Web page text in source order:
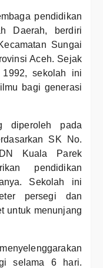
pendidikan
Daerah, berdiri
Sungai
Aceh. Sejak
sekolah ini
bagi generasi
diperoleh pada
SK No.
Kuala Parek
pendidikan
Sekolah ini
persegi dan
untuk menunjang
selama 6 hari.